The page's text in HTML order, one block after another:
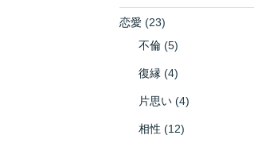
恋愛(23)
不倫(5)
復縁 (4)
片思い(4)
相性 (12)